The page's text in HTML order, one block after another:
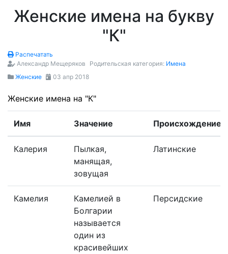
Женские имена на букву
"К"
Распечатать
Александр Мещеряков
Родительская категория: Имена
Женские
03 апр 2018
Женские имена на "К"
Имя Значение Происхождение
Калерия
Пылкая,
манящая,
зовущая
Латинские
Камелия
Камелией в
Болгарии
называется
один из
красивейших
Персидские